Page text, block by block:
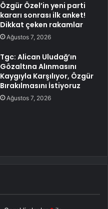
Özgür Özel’in yeni parti
kararı sonrası ilk anket!
Dikkat çeken rakamlar
Ağustos 7, 2026
Tgc: Alican Uludağ’ın
Gözaltına Alınmasını
Kaygıyla Karşılıyor, Özgür
Bırakılmasını İstiyoruz
Ağustos 7, 2026